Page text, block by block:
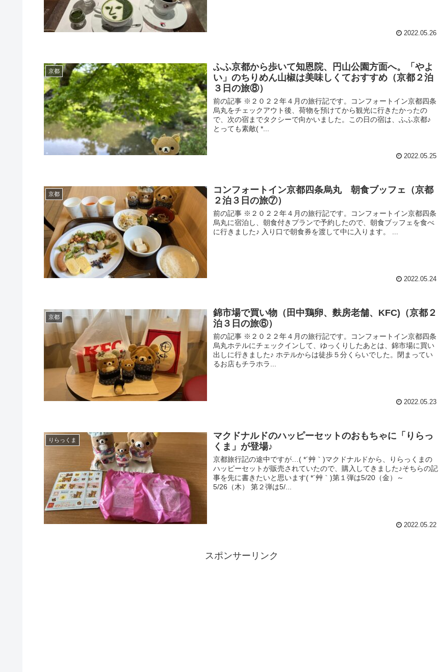
2022.05.26
京都
ふふ京都から歩いて知恩院、円山公園方面へ。「やよ
い」のちりめん山椒は美味しくておすすめ（京都２泊
３日の旅⑧）
前の記事 ※２０２２年４月の旅行記です。コンフォートイン京都四条
烏丸をチェックアウト後、荷物を預けてから観光に行きたかったの
で、次の宿までタクシーで向かいました。この日の宿は、ふふ京都♪
とっても素敵( *...
2022.05.25
京都
コンフォートイン京都四条烏丸 朝食ブッフェ（京都
２泊３日の旅⑦）
前の記事 ※２０２２年４月の旅行記です。コンフォートイン京都四条
烏丸に宿泊し、朝食付きプランで予約したので、朝食ブッフェを食べ
に行きました♪ 入り口で朝食券を渡して中に入ります。 ...
2022.05.24
京都
錦市場で買い物（田中鶏卵、麩房老舗、KFC)（京都２
泊３日の旅⑥）
前の記事 ※２０２２年４月の旅行記です。コンフォートイン京都四条
烏丸ホテルにチェックインして、ゆっくりしたあとは、錦市場に買い
出しに行きました♪ ホテルからは徒歩５分くらいでした。閉まってい
るお店もチラホラ...
2022.05.23
りらっくま
マクドナルドのハッピーセットのおもちゃに「りらっ
くま」が登場♪
京都旅行記の途中ですが…( *´艸｀)マクドナルドから、りらっくまの
ハッピーセットが販売されていたので、購入してきました♪そちらの記
事を先に書きたいと思います( *´艸｀)第１弾は5/20（金）～
5/26（木） 第２弾は5/...
2022.05.22
スポンサーリンク